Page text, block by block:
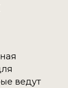
ведут